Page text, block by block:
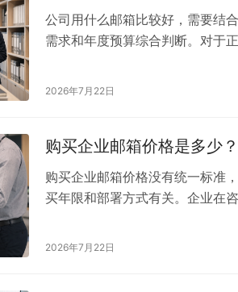
公司用什么邮箱比较好，需要结
需求和年度预算综合判断。对于
务邮件。 例如，公司域名为
2026年7月22日
购买企业邮箱价格是多少
购买企业邮箱价格没有统一标准
买年限和部署方式有关。企业在
业邮箱价格如何计算 目前，企业
2026年7月22日